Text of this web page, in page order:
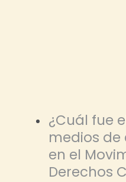
¿Cuál fue
medios
en el
Derechos